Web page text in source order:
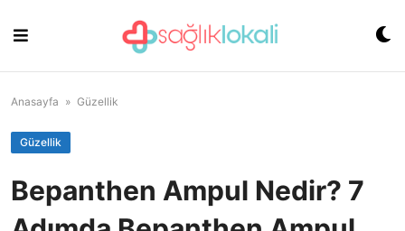
content
Anasayfa » Güzellik
Güzellik
Bepanthen Ampul Nedir? 7